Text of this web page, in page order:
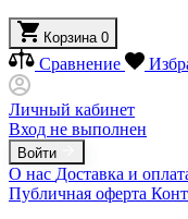
Корзина 0
Сравнение
Личный кабинет
Вход не выполнен
Войти
О нас Доставка и
Публичная оферта